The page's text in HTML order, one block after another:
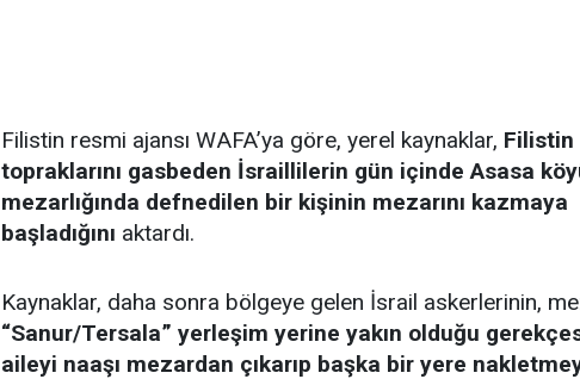
Filistin resmi ajansı WAFA’ya göre, yerel kaynaklar, Filistin
topraklarını gasbeden İsraillilerin gün içinde Asasa
mezarlığında defnedilen bir kişinin mezarını kazmaya
başladığını aktardı.
Kaynaklar, daha sonra bölgeye gelen İsrail askerlerinin,
“Sanur/Tersala” yerleşim yerine yakın olduğu
aileyi naaşı mezardan çıkarıp başka bir yere